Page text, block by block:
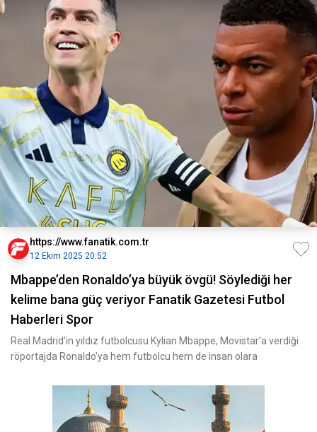
https://www.fanatik.com.tr
12 Ekim 2025 20:52
Mbappe’den Ronaldo’ya büyük övgü! Söylediği her
kelime bana güç veriyor Fanatik Gazetesi Futbol
Haberleri Spor
Real Madrid'in yıldız futbolcusu Kylian Mbappe, Movistar'a verdiği
röportajda Ronaldo'ya hem futbolcu hem de insan olara